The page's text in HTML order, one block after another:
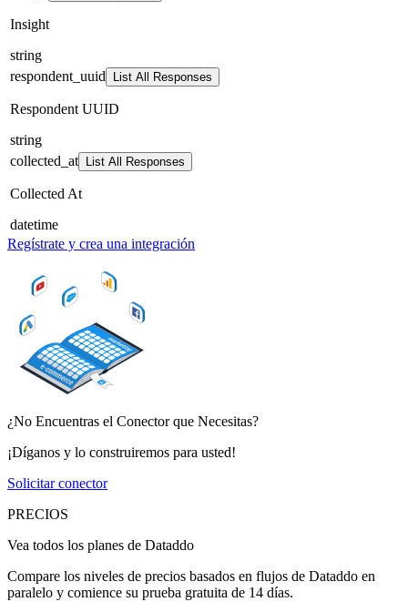
Insight
string
respondent_uuid
List All Responses
Respondent UUID
string
collected_at
List All Responses
Collected At
datetime
Regístrate y crea una integración
¿No Encuentras el Conector que Necesitas?
¡Díganos y lo construiremos para usted!
Solicitar conector
PRECIOS
Vea todos los planes de Dataddo
Compare los niveles de precios basados en flujos de Dataddo en
paralelo y comience su prueba gratuita de 14 días.